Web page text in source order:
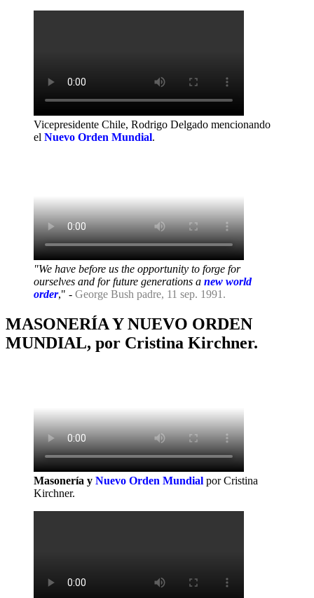
Vicepresidente Chile, Rodrigo Delgado mencionando
el Nuevo Orden Mundial.
"We have before us the opportunity to forge for
ourselves and for future generations a new world
order," - George Bush padre, 11 sep. 1991.
MASONERÍA Y NUEVO ORDEN
MUNDIAL, por Cristina Kirchner.
Masonería y Nuevo Orden Mundial por Cristina
Kirchner.